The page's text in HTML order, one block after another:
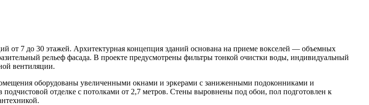
от 7 до 30 этажей. Архитектурная концепция зданий основана на приеме вокселей — объемных
рельеф фасада. В проекте предусмотрены фильтры тонкой очистки воды, индивидуальный
вентиляции.
оборудованы увеличенными окнами и эркерами с заниженными подоконниками и
отделке с потолками от 2,7 метров. Стены выровнены под обои, пол подготовлен к